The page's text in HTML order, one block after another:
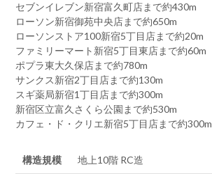
セブンイレブン新宿富久町店まで約430m
ローソン新宿御苑中央店まで約650m
ローソンストア100新宿5丁目店まで約20m
ファミリーマート新宿5丁目東店まで約60m
ポプラ東大久保店まで約780m
サンクス新宿2丁目店まで約130m
スギ薬局新宿1丁目店まで約300m
新宿区立富久さくら公園まで約530m
カフェ・ド・クリエ新宿5丁目店まで約300m
構造規模 地上10階 RC造